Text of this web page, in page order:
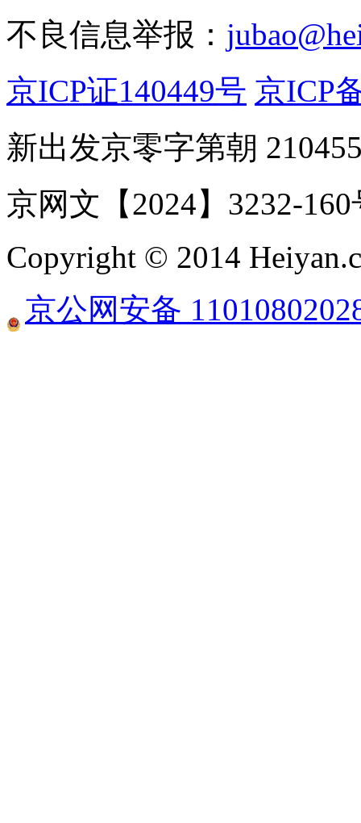
不良信息举报：
京ICP证140449号 京ICP
新出发京零字第朝
京网文【2024】3232-160
Copyright © 2014
京公网安备